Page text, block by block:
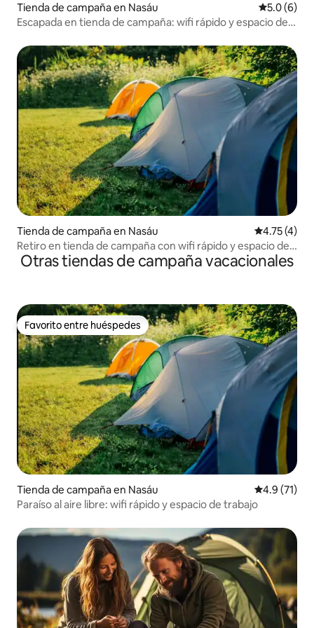
Tienda de campaña en Nasáu
5.0 (6)
Escapada en tienda de campaña: wifi rápido y espacio de
Tienda de campaña en Nasáu Calificación
4.75 (4)
Retiro en tienda de campaña con wifi rápido y espacio de
trabajo
Otras tiendas de campaña vacacionales
Favorito entre huéspedes
Favorito entre huéspedes
Tienda de campaña en Nasáu Calificación
4.9 (71)
Paraíso al aire libre: wifi rápido y espacio de trabajo